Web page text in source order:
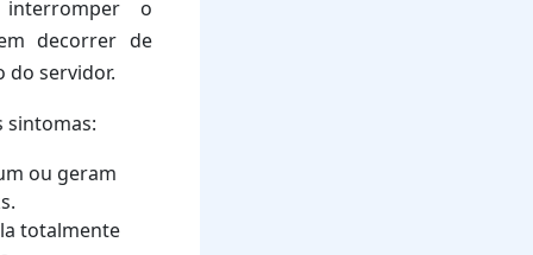
o
decorrer de
do servidor.
sintomas:
ou geram
totalmente